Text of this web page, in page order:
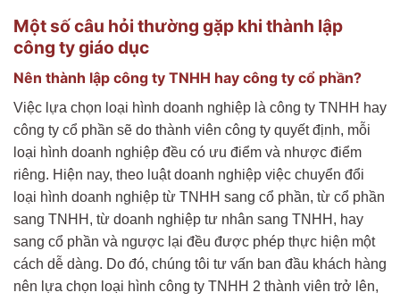
Một số câu hỏi thường gặp khi thành lập
công ty giáo dục
Nên thành lập công ty TNHH hay công ty cổ phần?
Việc lựa chọn loại hình doanh nghiệp là công ty TNHH hay
công ty cổ phần sẽ do thành viên công ty quyết định, mỗi
loại hình doanh nghiệp đều có ưu điểm và nhược điểm
riêng. Hiện nay, theo luật doanh nghiệp việc chuyển đổi
loại hình doanh nghiệp từ TNHH sang cổ phần, từ cổ phần
sang TNHH, từ doanh nghiệp tư nhân sang TNHH, hay
sang cổ phần và ngược lại đều được phép thực hiện một
cách dễ dàng. Do đó, chúng tôi tư vấn ban đầu khách hàng
nên lựa chọn loại hình công ty TNHH 2 thành viên trở lên,